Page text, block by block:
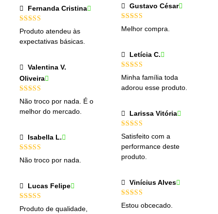
Fernanda Cristina
Avaliação
de 5
Produto atendeu às
expectativas básicas.
Oliveira
Avaliação
de 5
Não troco por nada. É o
melhor do mercado.
Isabella L.
Avaliação
4de 5
Não troco por nada.
Lucas Felipe
Avaliação
Produto de qualidade,
Gustavo César
Avaliação
de 5
Melhor compra.
Letícia C.
Avaliação5
de 5
Minha família toda
adorou esse produto.
Larissa Vitória
Avaliação
de 5
Satisfeito com a
performance deste
produto.
Vinícius Alves
Avaliação
de 5
Estou obcecado.